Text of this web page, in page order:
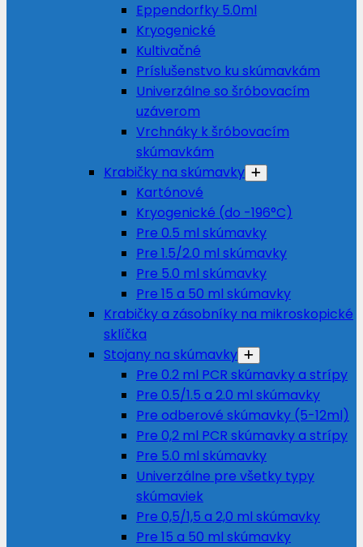
Eppendorfky 5.0ml
Kryogenické
Kultivačné
Príslušenstvo ku skúmavkám
Univerzálne so šróbovacím
uzáverom
Vrchnáky k šróbovacím
skúmavkám
Krabičky na skúmavky
Kartónové
Kryogenické (do -196°C)
Pre 0.5 ml skúmavky
Pre 1.5/2.0 ml skúmavky
Pre 5.0 ml skúmavky
Pre 15 a 50 ml skúmavky
Krabičky a zásobníky na mikroskopické
sklíčka
Stojany na skúmavky
Pre 0.2 ml PCR skúmavky a strípy
Pre 0.5/1.5 a 2.0 ml skúmavky
Pre odberové skúmavky (5-12ml)
Pre 0,2 ml PCR skúmavky a strípy
Pre 5.0 ml skúmavky
Univerzálne pre všetky typy
skúmaviek
Pre 0,5/1,5 a 2,0 ml skúmavky
Pre 15 a 50 ml skúmavky